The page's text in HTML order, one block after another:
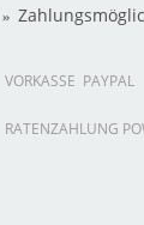
VORKASSE PAYPAL
RATENZAHLUNG